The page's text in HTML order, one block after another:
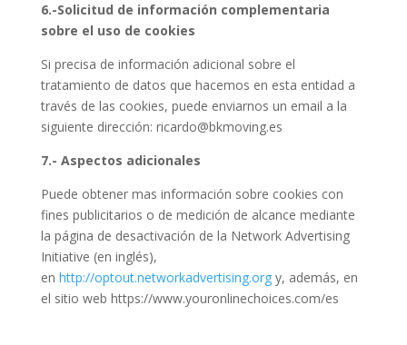
6.-Solicitud de información complementaria
sobre el uso de cookies
Si precisa de información adicional sobre el
tratamiento de datos que hacemos en esta entidad a
través de las cookies, puede enviarnos un email a la
siguiente dirección: ricardo@bkmoving.es
7.- Aspectos adicionales
Puede obtener mas información sobre cookies con
fines publicitarios o de medición de alcance mediante
la página de desactivación de la Network Advertising
Initiative (en inglés),
en http://optout.networkadvertising.orgy, además, en
el sitio web https://www.youronlinechoices.com/es